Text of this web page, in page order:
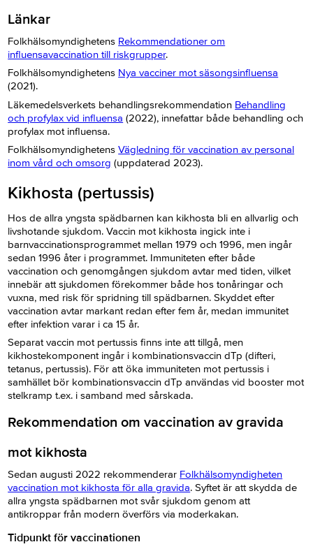
Länkar
Folkhälsomyndighetens Rekommendationer om
influensavaccination till riskgrupper.
Folkhälsomyndighetens Nya vacciner mot säsongsinfluensa
(2021).
Läkemedelsverkets behandlingsrekommendation Behandling
och profylax vid influensa (2022), innefattar både behandling och
profylax mot influensa.
FolkhälsomyndighetensVägledning för vaccination av personal
inom vård och omsorg (uppdaterad 2023).
Kikhosta (pertussis)
Hos de allra yngsta spädbarnen kan kikhosta bli en allvarlig och
livshotande sjukdom. Vaccin mot kikhosta ingick inte i
barnvaccinationsprogrammet mellan 1979 och 1996, men ingår
sedan 1996 åter i programmet. Immuniteten efter både
vaccination och genomgången sjukdom avtar med tiden, vilket
innebär att sjukdomen förekommer både hos tonåringar och
vuxna, med risk för spridning till spädbarnen. Skyddet efter
vaccination avtar markant redan efter fem år, medan immunitet
efter infektion varar i ca 15 år.
Separat vaccin mot pertussis finns inte att tillgå, men
kikhostekomponent ingår i kombinationsvaccin dTp (difteri,
tetanus, pertussis). För att öka immuniteten mot pertussis i
samhället bör kombinationsvaccin dTp användas vid booster mot
stelkramp t.ex. i samband med sårskada.
Rekommendation om vaccination av gravida
mot kikhosta
Sedan augusti 2022 rekommenderar Folkhälsomyndigheten
vaccination mot kikhosta för alla gravida. Syftet är att skydda de
allra yngsta spädbarnen mot svår sjukdom genom att
antikroppar från modern överförs via moderkakan.
Tidpunkt för vaccinationen